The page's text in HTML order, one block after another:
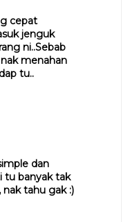
cepat
jenguk
ni..Sebab
menahan
tu..
dan
tu banyak tak
tahu gak :)